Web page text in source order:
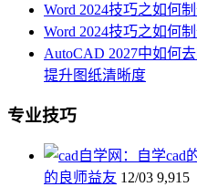
Word 2024技巧之如何
Word 2024技巧之如何
AutoCAD 2027中如何
提升图纸清晰度
专业技巧
的良师益友 12/03 9,915